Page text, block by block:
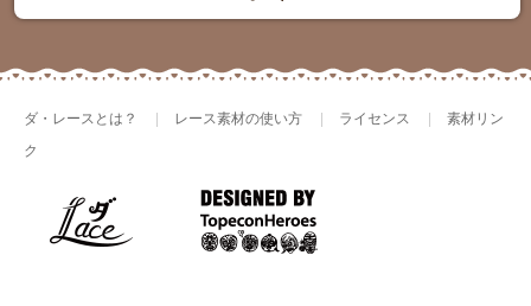
ダ・レースとは？ レース素材の使い方 ライセンス
素材リン
ク